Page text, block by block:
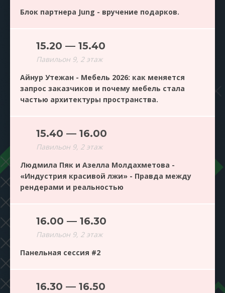
Блок партнера Jung - вручение подарков.
15.20 — 15.40
Павильон 9, 2 этаж
Айнур Утежан - Мебель 2026: как меняется
запрос заказчиков и почему мебель стала
частью архитектуры пространства.
15.40 — 16.00
Павильон 9, 2 этаж
Людмила Пяк и Азелла Молдахметова -
«Индустрия красивой лжи» - Правда между
рендерами и реальностью
16.00 — 16.30
Павильон 9, 2 этаж
Панельная сессия #2
16.30 — 16.50